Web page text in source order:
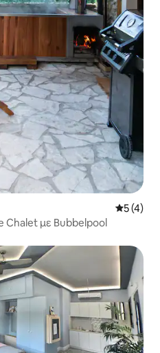
5 av 5 i
5 (4)
Chalet με Bubbelpool